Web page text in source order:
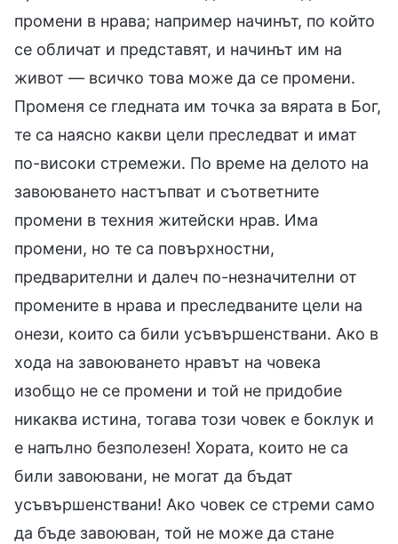
промени в нрава; например начинът, по който
се обличат и представят, и начинът им на
живот — всичко това може да се промени.
Променя се гледната им точка за вярата в Бог,
те са наясно какви цели преследват и имат
по-високи стремежи. По време на делото на
завоюването настъпват и съответните
промени в техния житейски нрав. Има
промени, но те са повърхностни,
предварителни и далеч по-незначителни от
промените в нрава и преследваните цели на
онези, които са били усъвършенствани. Ако в
хода на завоюването нравът на човека
изобщо не се промени и той не придобие
никаква истина, тогава този човек е боклук и
е напълно безполезен! Хората, които не са
били завоювани, не могат да бъдат
усъвършенствани! Ако човек се стреми само
да бъде завоюван, той не може да стане